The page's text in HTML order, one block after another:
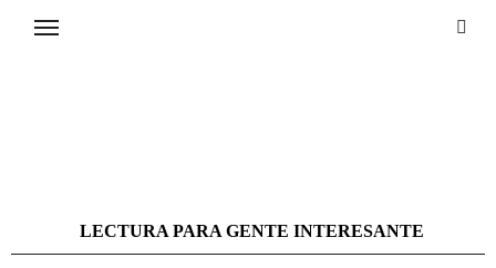
LECTURA PARA GENTE INTERESANTE